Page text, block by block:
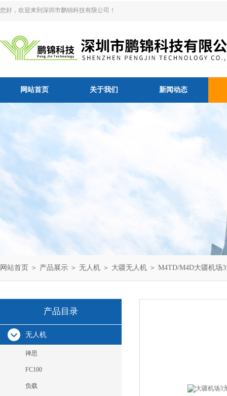
您好，欢迎来到深圳市鹏锦科技有限公司！
网站首页 关于我们 新闻动态
网站首页 ＞ 产品展示 ＞ 无人机 ＞ 大疆无人机 ＞ M4TD/M4D大疆机场
产品目录
无人机
禅思
FC100
负载